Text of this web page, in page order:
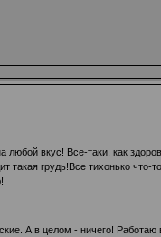
любой вкус! Все-таки, как
такая грудь!Все тихонько
А в целом - ничего!